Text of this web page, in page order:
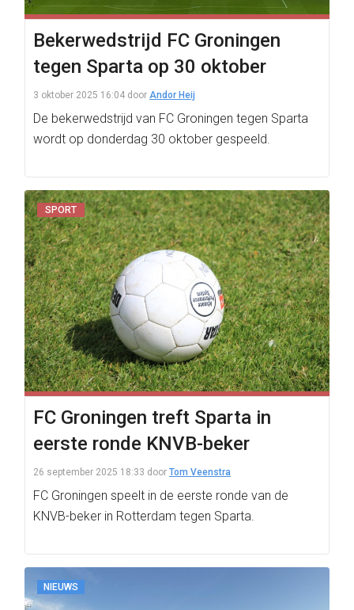
Bekerwedstrijd FC Groningen
tegen Sparta op 30 oktober
3 oktober 2025 16:04 door Andor Heij
De bekerwedstrijd van FC Groningen tegen Sparta
wordt op donderdag 30 oktober gespeeld.
SPORT
FC Groningen treft Sparta in
eerste ronde KNVB-beker
26 september 2025 18:33 door Tom Veenstra
FC Groningen speelt in de eerste ronde van de
KNVB-beker in Rotterdam tegen Sparta.
NIEUWS